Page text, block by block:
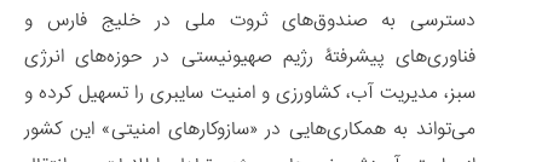
دسترسی به صندوق‌های ثروت ملی در خلیج فارس و
فناوری‌های پیشرفتۀ رژیم صهیونیستی در حوزه‌های انرژی
سبز، مدیریت آب، کشاورزی و امنیت سایبری را تسهیل کرده و
می‌تواند به همکاری‌هایی در «سازوکارهای امنیتی» این کشور